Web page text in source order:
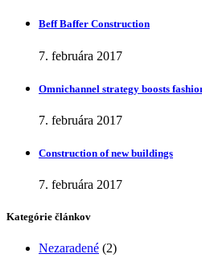
Beff Baffer Construction
7. februára 2017
Omnichannel strategy boosts
7. februára 2017
Construction of new buildings
7. februára 2017
Kategórie článkov
Nezaradené (2)